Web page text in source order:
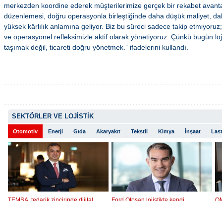
merkezden koordine ederek müşterilerimize gerçek bir rekabet
düzenlemesi, doğru operasyonla birleştiğinde daha düşük maliyet,
yüksek kârlılık anlamına geliyor. Biz bu süreci sadece takip
ve operasyonel refleksimizle aktif olarak yönetiyoruz. Çünkü bugün
taşımak değil, ticareti doğru yönetmek.” ifadelerini kullandı.
SEKTÖRLER VE LOJİSTİK
Otomotiv Enerji Gıda Akaryakıt Tekstil Kimya İnşaat